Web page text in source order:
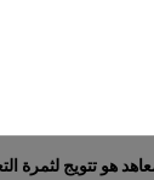
هو تتويج لثمرة